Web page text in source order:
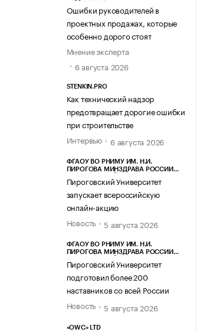
Ошибки руководителей в
проектных продажах, которые
особенно дорого стоят
Мнение эксперта
6 августа 2026
STENKIN.PRO
Как технический надзор
предотвращает дорогие ошибки
при строительстве
Интервью
6 августа 2026
ФГАОУ ВО РНИМУ ИМ. Н.И.
ПИРОГОВА МИНЗДРАВА РОССИИ
Пироговский Университет
запускает всероссийскую
онлайн-акцию
Новость
5 августа 2026
ФГАОУ ВО РНИМУ ИМ. Н.И.
ПИРОГОВА МИНЗДРАВА РОССИИ
Пироговский Университет
подготовил более 200
наставников со всей России
Новость
5 августа 2026
«OWC» LTD